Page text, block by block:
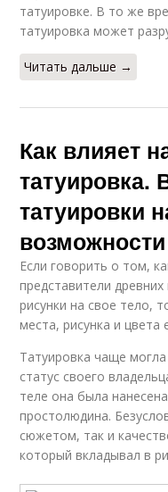
татуировке. В то же
татуировка может
Читать дальше →
Как влияет
татуировка.
татуировки
Если говорить о том,
представители
рисунки на свое тело,
места, рисунка и цвета
Татуировка чаще
статус своего
теле она была
простолюдина.
сюжетом, так и
который вкладывал в